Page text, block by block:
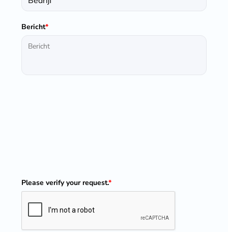
Bericht*
Please verify your request.*